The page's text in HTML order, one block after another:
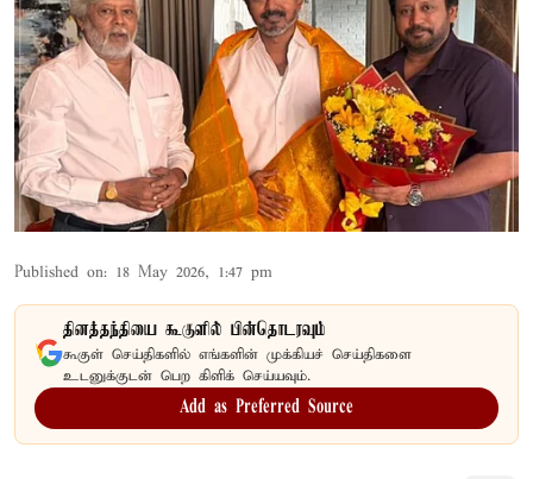
Published on: 18 May 2026, 1:47 pm
தினத்தந்தியை கூகுளில் பின்தொடரவும்
கூகுள் செய்திகளில் எங்களின் முக்கியச் செய்திகளை
உடனுக்குடன் பெற கிளிக் செய்யவும்.
Add as Preferred Source